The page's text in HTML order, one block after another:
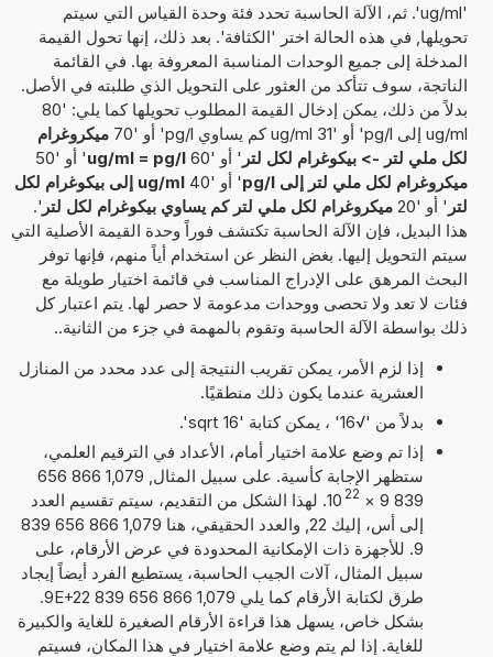
'ug/ml'. ثم، الآلة الحاسبة تحدد فئة وحدة القياس التي سيتم
تحويلها, في هذه الحالة اختر 'الكثافة'. بعد ذلك، إنها تحول القيمة
المدخلة إلى جميع الوحدات المناسبة المعروفة بها. في القائمة
الناتجة، سوف تتأكد من العثور على التحويل الذي طلبته في الأصل.
بدلاً من ذلك، يمكن إدخال القيمة المطلوب تحويلها كما يلي: '80
ug/ml إلى pg/l' أو '31 ug/ml كم يساوي pg/l' أو '70
ميكروغرام
لكل ملي لتر -> بيكوغرام لكل لتر ' أو '60 ug/ml = pg/l' أو '50
ميكروغرام لكل ملي لتر إلى pg/l
' أو '40
ug/ml إلى بيكوغرام لكل
لتر ' أو '20 ميكروغرام لكل ملي لتر كم يساوي بيكوغرام لكل لتر '.
هذا البديل، فإن الآلة الحاسبة تكتشف فوراً وحدة القيمة الأصلية التي
سيتم التحويل إليها. بغض النظر عن استخدام أياً منهم، فإنها توفر
البحث المرهق على الإدراج المناسب في قائمة اختيار طويلة مع
فئات لا تعد ولا تحصى ووحدات مدعومة لا حصر لها. يتم اعتبار كل
ذلك بواسطة الآلة الحاسبة وتقوم بالمهمة في جزء من الثانية..
إذا لزم الأمر، يمكن تقريب النتيجة إلى عدد محدد من المنازل
العشرية عندما يكون ذلك منطقيًا.
بدلاً من '√16' ، يمكن كتابة 'sqrt 16'.
إذا تم وضع علامة اختيار أمام، الأعداد في الترقيم العلمي،
ستظهر الإجابة كأسية. على سبيل المثال, 1,079 866 656
839 9
×
10 22
. لهذا الشكل من التقديم، سيتم تقسيم العدد
إلى أس، إليك 22, والعدد الحقيقي، هنا 1,079 866 656 839
9. للأجهزة ذات الإمكانية المحدودة في عرض الأرقام، على
سبيل المثال، آلات الجيب الحاسبة، يستطيع الفرد أيضاً إيجاد
طرق لكتابة الأرقام كما يلي 1,079 866 656 839 9E+22.
بشكل خاص، يسهل هذا قراءة الأرقام الصغيرة للغاية والكبيرة
للغاية. إذا لم يتم وضع علامة اختيار في هذا المكان، فسيتم